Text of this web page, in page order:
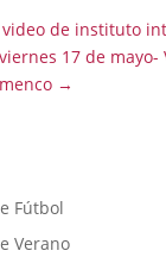
video de instituto
17 de
→
Fútbol
Verano